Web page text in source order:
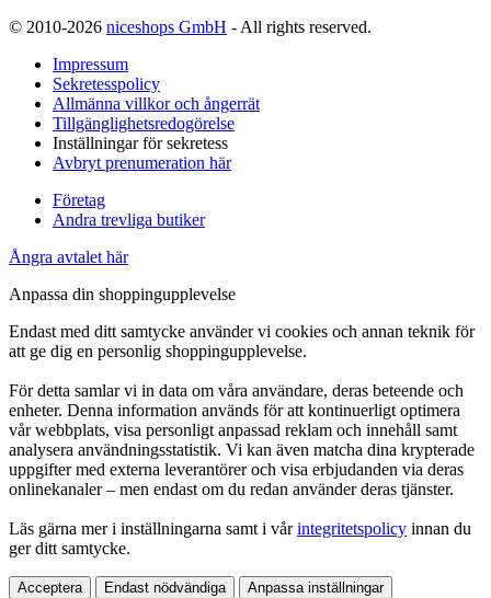
© 2010-2026 niceshops GmbH - All rights reserved.
Impressum
Sekretesspolicy
Allmänna villkor och ångerrät
Tillgänglighetsredogörelse
Inställningar för sekretess
Avbryt prenumeration här
Företag
Andra trevliga butiker
Ångra avtalet här
Anpassa din shoppingupplevelse
Endast med ditt samtycke använder vi cookies och annan teknik för
att ge dig en personlig shoppingupplevelse.
För detta samlar vi in data om våra användare, deras beteende och
enheter. Denna information används för att kontinuerligt optimera
vår webbplats, visa personligt anpassad reklam och innehåll samt
analysera användningsstatistik. Vi kan även matcha dina krypterade
uppgifter med externa leverantörer och visa erbjudanden via deras
onlinekanaler – men endast om du redan använder deras tjänster.
Läs gärna mer i inställningarna samt i vårintegritetspolicy innan du
ger ditt samtycke.
Acceptera Endast nödvändiga Anpassa inställningar